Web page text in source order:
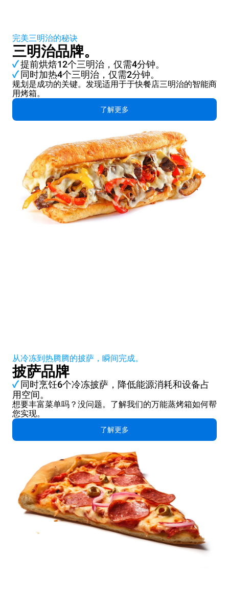
完美三明治的秘诀
三明治品牌。
✓提前烘焙12个三明治，仅需4分钟。
✓同时加热4个三明治，仅需2分钟。
规划是成功的关键。发现适用于于快餐店三明治的智能商
用烤箱。
了解更多
从冷冻到热腾腾的披萨，瞬间完成。
披萨品牌
✓ 同时烹饪6个冷冻披萨，降低能源消耗和设备占
用空间。
想要丰富菜单吗？没问题。了解我们的万能蒸烤箱如何帮
您实现。
了解更多